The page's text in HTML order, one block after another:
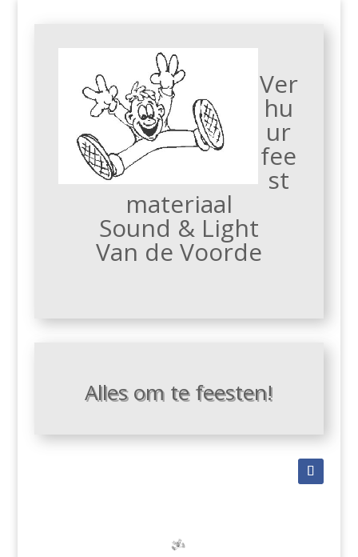
Ver
hu
ur
fee
st
materiaal
Sound & Light
Van de Voorde
Alles om te feesten!